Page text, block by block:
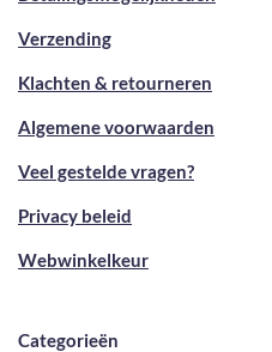
Verzending
Klachten & retourneren
Algemene voorwaarden
Veel gestelde vragen?
Privacy beleid
Webwinkelkeur
Categorieën